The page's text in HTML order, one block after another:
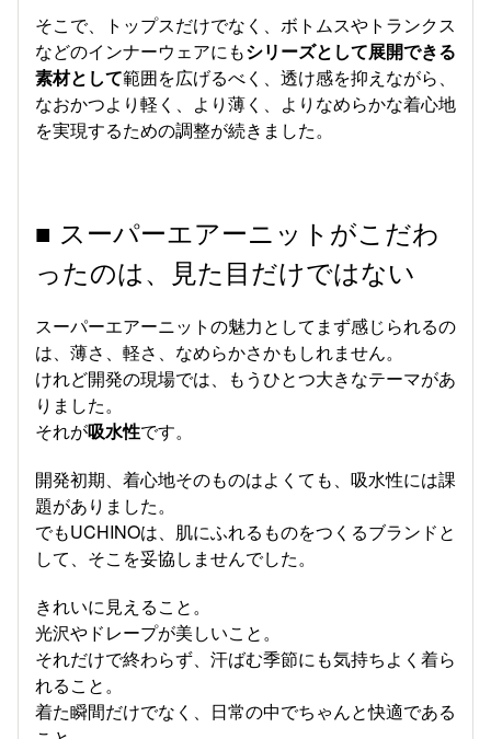
そこで、トップスだけでなく、ボトムスやトランクス
などのインナーウェアにもシリーズとして展開できる
素材として範囲を広げるべく、透け感を抑えながら、
なおかつより軽く、より薄く、よりなめらかな着心地
を実現するための調整が続きました。
■ スーパーエアーニットがこだわ
ったのは、見た目だけではない
スーパーエアーニットの魅力としてまず感じられるの
は、薄さ、軽さ、なめらかさかもしれません。
けれど開発の現場では、もうひとつ大きなテーマがあ
りました。
それが吸水性です。
開発初期、着心地そのものはよくても、吸水性には課
題がありました。
でもUCHINOは、肌にふれるものをつくるブランドと
して、そこを妥協しませんでした。
きれいに見えること。
光沢やドレープが美しいこと。
それだけで終わらず、汗ばむ季節にも気持ちよく着ら
れること。
着た瞬間だけでなく、日常の中でちゃんと快適である